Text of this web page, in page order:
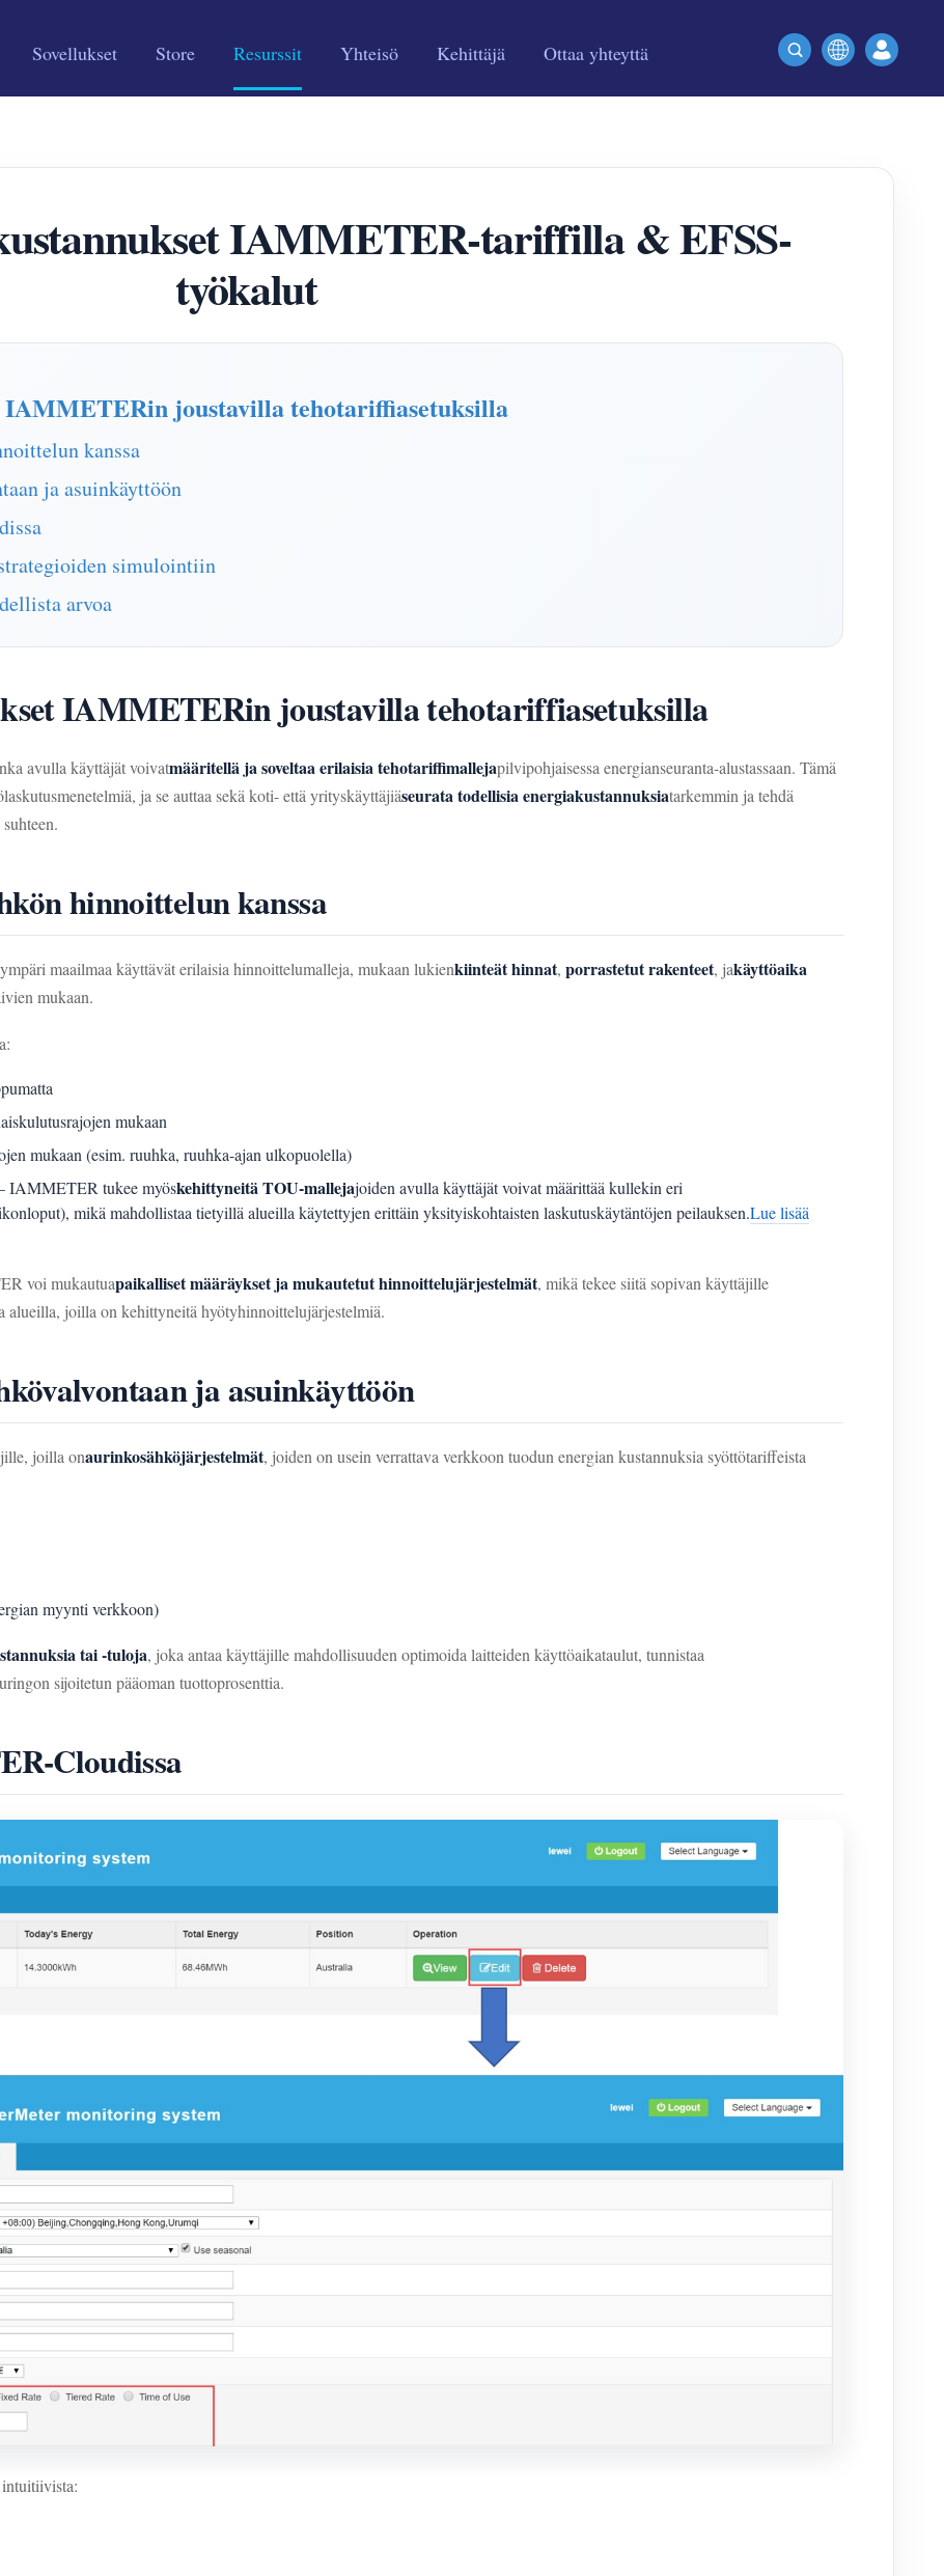
Sovellukset Store Resurssit Yhteisö Kehittäjä Ottaa yhteyttä
IAMMETER-tariffilla & EFSS-
työkalut
joustavilla tehotariffiasetuksilla
kanssa
ja asuinkäyttöön
simulointiin
arvoa
IAMMETERin joustavilla tehotariffiasetuksilla
avulla käyttäjät voivatmääritellä ja soveltaa erilaisia tehotariffimallejapilvipohjaisessa energianseuranta-alustassaan. Tämä
ja se auttaa sekä koti- että yrityskäyttäjiäseurata todellisia energiakustannuksiatarkemmin ja tehdä
hinnoittelun kanssa
maailmaa käyttävät erilaisia hinnoittelumalleja, mukaan lukienkiinteät hinnat, porrastetut rakenteet, jakäyttöaika
mukaan.
mukaan
mukaan (esim. ruuhka, ruuhka-ajan ulkopuolella)
IAMMETER tukee myöskehittyneitä TOU-mallejajoiden avulla käyttäjät voivat määrittää kullekin eri
mikä mahdollistaa tietyillä alueilla käytettyjen erittäin yksityiskohtaisten laskutuskäytäntöjen peilauksen.Lue lisää
voi mukautuapaikalliset määräykset ja mukautetut hinnoittelujärjestelmät, mikä tekee siitä sopivan käyttäjille
alueilla, joilla on kehittyneitä hyötyhinnoittelujärjestelmiä.
ja asuinkäyttöön
joilla onaurinkosähköjärjestelmät, joiden on usein verrattava verkkoon tuodun energian kustannuksia syöttötariffeista
myynti verkkoon)
tai -tuloja, joka antaa käyttäjille mahdollisuuden optimoida laitteiden käyttöaikataulut, tunnistaa
sijoitetun pääoman tuottoprosenttia.
Cloudissa